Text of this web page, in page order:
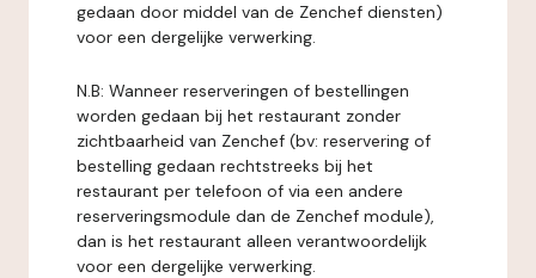
gedaan door middel van de Zenchef diensten)
voor een dergelijke verwerking.
N.B: Wanneer reserveringen of bestellingen
worden gedaan bij het restaurant zonder
zichtbaarheid van Zenchef (bv: reservering of
bestelling gedaan rechtstreeks bij het
restaurant per telefoon of via een andere
reserveringsmodule dan de Zenchef module),
dan is het restaurant alleen verantwoordelijk
voor een dergelijke verwerking.